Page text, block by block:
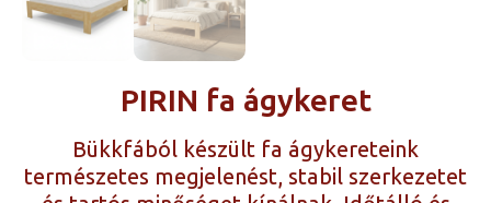
PIRIN fa ágykeret
Bükkfából készült fa ágykereteink
természetes megjelenést, stabil szerkezetet